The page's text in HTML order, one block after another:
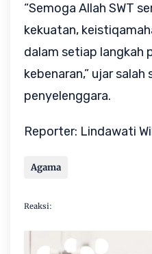
“Semoga Allah SWT
kekuatan,
dalam setiap langkah
kebenaran,” ujar
penyelenggara.
Reporter: Lindawati
Agama
Reaksi: